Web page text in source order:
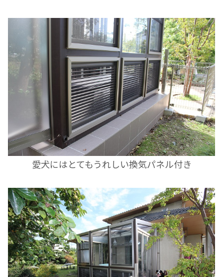
愛犬にはとてもうれしい換気パネル付き